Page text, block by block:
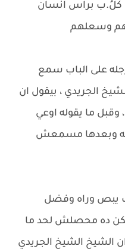
كلُ.ب براس انسان
وسعلهم
على الباب سمع
الجريدي ، بيقول ان
ما يقوله اوعي
وبعدها مسمعش
يبص وراه وفضل
ده محصلش لحد ما
الشيخ الشيخ الجريدي